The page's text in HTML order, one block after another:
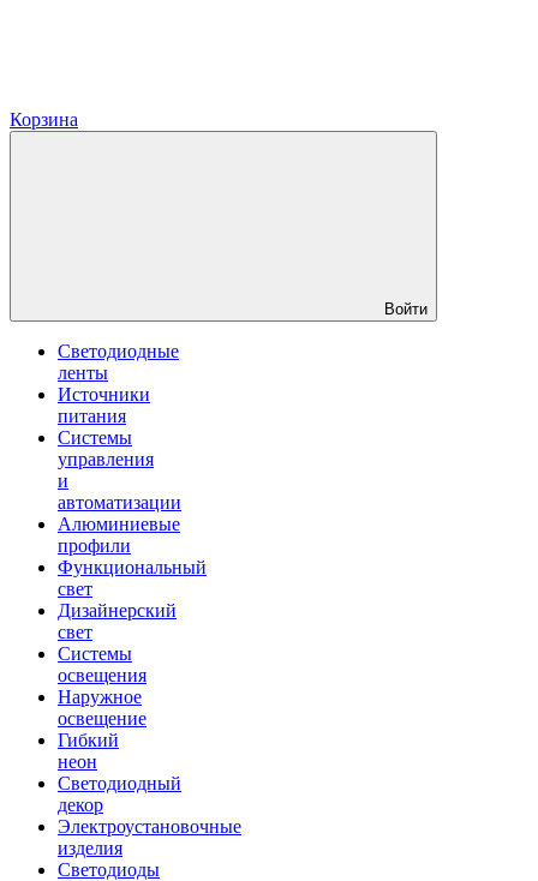
Корзина
Войти
Светодиодные
ленты
Источники
питания
Системы
управления
и
автоматизации
Алюминиевые
профили
Функциональный
свет
Дизайнерский
свет
Системы
освещения
Наружное
освещение
Гибкий
неон
Светодиодный
декор
Электроустановочные
изделия
Светодиоды